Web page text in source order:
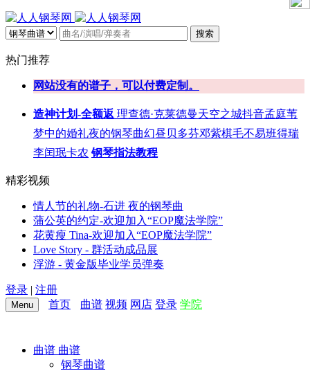
搜索
热门推荐
网站没有的谱子，可以付费定制。
造神计划-全额返 理查德·克莱德曼天空之城抖音孟庭苇
梦中的婚礼夜的钢琴曲幻昼贝多芬邓紫棋毛不易班得瑞
李闰珉卡农 钢琴指法教程
精彩视频
情人节的礼物-石进 夜的钢琴曲
蒲公英的约定-欢迎加入“EOP魔法学院”
花黄瘦 Tina-欢迎加入“EOP魔法学院”
Love Story - 群活动成品展
浮游 - 黄金版毕业学员弹奏
登录 | 注册
Menu 首页 曲谱 视频 网店 登录 学院
曲谱 曲谱
钢琴曲谱